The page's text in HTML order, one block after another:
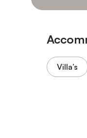
Villa’s